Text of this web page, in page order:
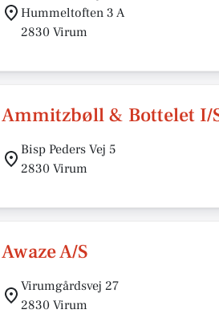
Hummeltoften 3 A
2830 Virum
Ammitzbøll & Bottelet I/
Bisp Peders Vej 5
2830 Virum
Awaze A/S
Virumgårdsvej 27
2830 Virum